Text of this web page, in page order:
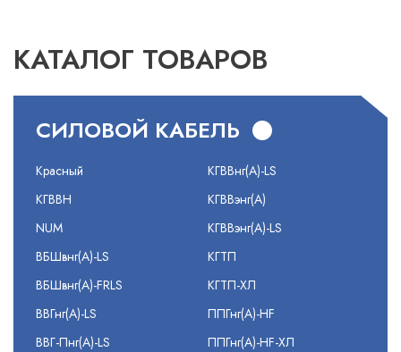
КАТАЛОГ ТОВАРОВ
СИЛОВОЙ КАБЕЛЬ
Красный
КГВВН
NUM
ВБШвнг(А)-LS
ВБШвнг(А)-FRLS
ВВГнг(А)-LS
ВВГ-Пнг(А)-LS
КГВВнг(А)-LS
КГВВэнг(А)
КГВВэнг(А)-LS
КГТП
КГТП-ХЛ
ППГнг(А)-HF
ППГнг(А)-HF-ХЛ